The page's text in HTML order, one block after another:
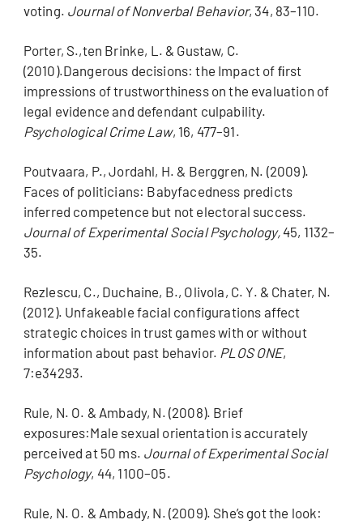
voting. Journal of Nonverbal Behavior, 34, 83–110.
Porter, S.,ten Brinke, L. & Gustaw, C.
(2010).Dangerous decisions: the Impact of ﬁrst
impressions of trustworthiness on the evaluation of
legal evidence and defendant culpability.
Psychological Crime Law, 16, 477–91.
Poutvaara, P., Jordahl, H. & Berggren, N. (2009).
Faces of politicians: Babyfacedness predicts
inferred competence but not electoral success.
Journal of Experimental Social Psychology,45, 1132–
35.
Rezlescu, C., Duchaine, B., Olivola, C. Y. & Chater, N.
(2012). Unfakeable facial configurations affect
strategic choices in trust games with or without
information about past behavior. PLOS ONE,
7:e34293.
Rule, N. O. & Ambady, N. (2008). Brief
exposures:Male sexual orientation is accurately
perceived at 50 ms. Journal of Experimental Social
Psychology, 44, 1100–05.
Rule, N. O. & Ambady, N. (2009). She’s got the look: